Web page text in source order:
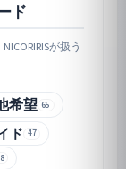
ド
が扱う
希望 65
ド 47